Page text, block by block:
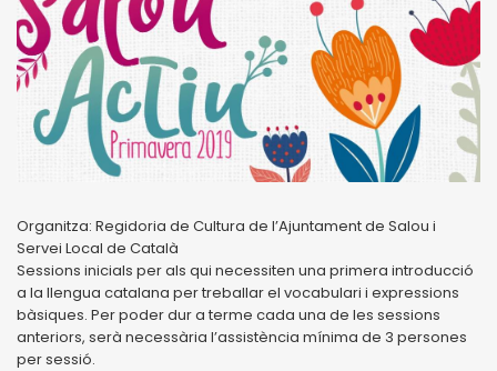
Organitza: Regidoria de Cultura de l’Ajuntament de Salou i
Servei Local de Català
Sessions inicials per als qui necessiten una primera introducció
a la llengua catalana per treballar el vocabulari i expressions
bàsiques. Per poder dur a terme cada una de les sessions
anteriors, serà necessària l’assistència mínima de 3 persones
per sessió.